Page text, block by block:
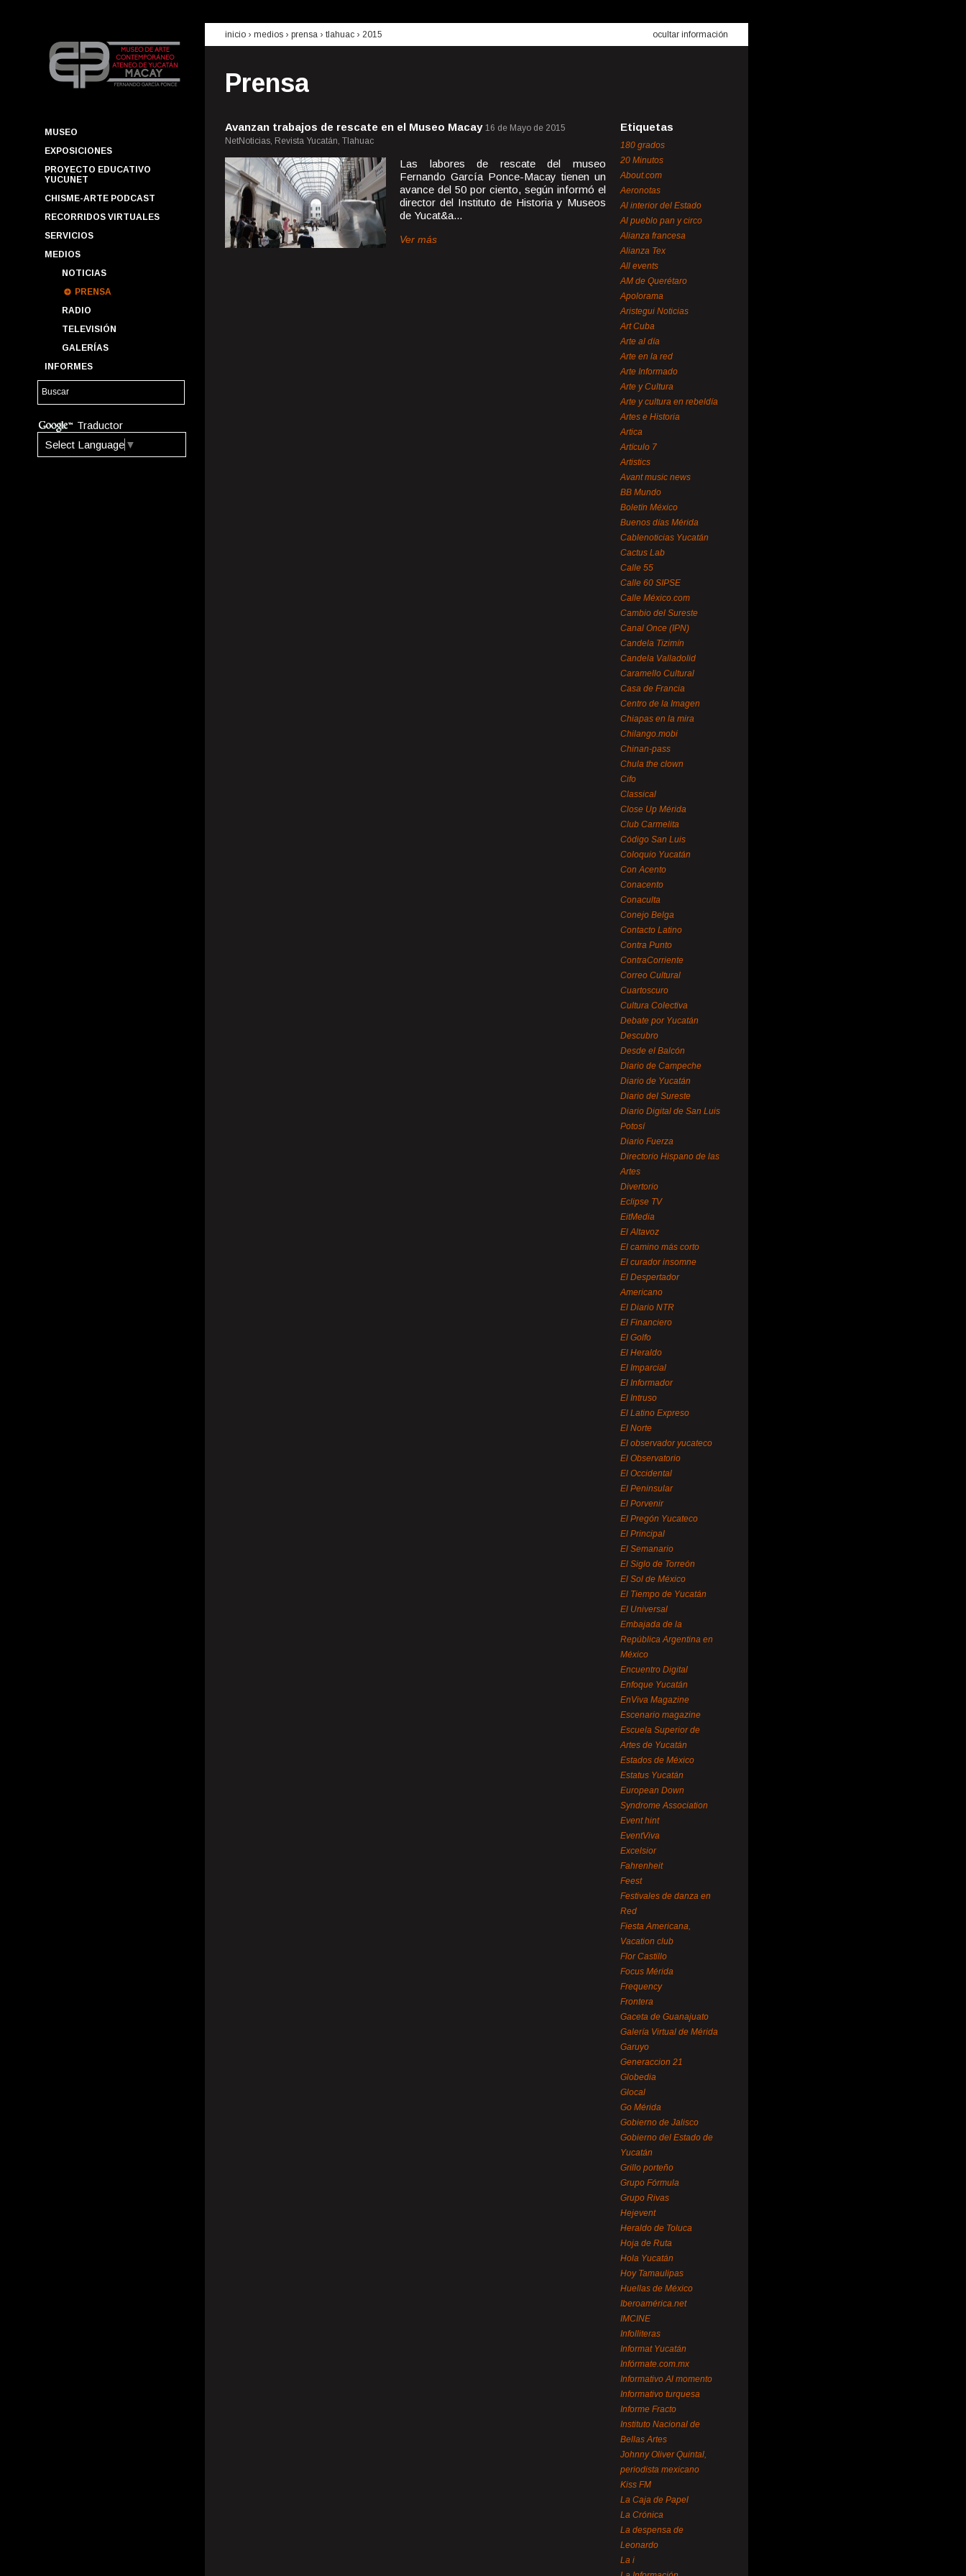
MUSEO
EXPOSICIONES
PROYECTO EDUCATIVO
YUCUNET
CHISME-ARTE PODCAST
RECORRIDOS VIRTUALES
SERVICIOS
MEDIOS
NOTICIAS
PRENSA
RADIO
TELEVISIÓN
GALERÍAS
INFORMES
Traductor
Select Language ▼
inicio › medios › prensa › tlahuac › 2015 ocultar información
Prensa
Avanzan trabajos de rescate en el Museo Macay 16 de Mayo de 2015
NetNoticias, Revista Yucatán, Tlahuac
Las labores de rescate del museo
Fernando García Ponce-Macay tienen un
avance del 50 por ciento, según informó el
director del Instituto de Historia y Museos
de Yucat&a...
Ver más
Etiquetas
180 grados
20 Minutos
About.com
Aeronotas
Al interior del Estado
Al pueblo pan y circo
Alianza francesa
Alianza Tex
All events
AM de Querétaro
Apolorama
Aristegui Noticias
Art Cuba
Arte al día
Arte en la red
Arte Informado
Arte y Cultura
Arte y cultura en rebeldía
Artes e Historia
Artica
Artículo 7
Artistics
Avant music news
BB Mundo
Boletín México
Buenos días Mérida
Cablenoticias Yucatán
Cactus Lab
Calle 55
Calle 60 SIPSE
Calle México.com
Cambio del Sureste
Canal Once (IPN)
Candela Tizimín
Candela Valladolid
Caramello Cultural
Casa de Francia
Centro de la Imagen
Chiapas en la mira
Chilango.mobi
Chinan-pass
Chula the clown
Cifo
Classical
Close Up Mérida
Club Carmelita
Código San Luis
Coloquio Yucatán
Con Acento
Conacento
Conaculta
Conejo Belga
Contacto Latino
Contra Punto
ContraCorriente
Correo Cultural
Cuartoscuro
Cultura Colectiva
Debate por Yucatán
Descubro
Desde el Balcón
Diario de Campeche
Diario de Yucatán
Diario del Sureste
Diario Digital de San Luis
Potosí
Diario Fuerza
Directorio Hispano de las
Artes
Divertorio
Eclipse TV
EitMedia
El Altavoz
El camino más corto
El curador insomne
El Despertador
Americano
El Diario NTR
El Financiero
El Golfo
El Heraldo
El Imparcial
El Informador
El Intruso
El Latino Expreso
El Norte
El observador yucateco
El Observatorio
El Occidental
El Peninsular
El Porvenir
El Pregón Yucateco
El Principal
El Semanario
El Siglo de Torreón
El Sol de México
El Tiempo de Yucatán
El Universal
Embajada de la
República Argentina en
México
Encuentro Digital
Enfoque Yucatán
EnViva Magazine
Escenario magazine
Escuela Superior de
Artes de Yucatán
Estados de México
Estatus Yucatán
European Down
Syndrome Association
Event hint
EventViva
Excelsior
Fahrenheit
Feest
Festivales de danza en
Red
Fiesta Americana,
Vacation club
Flor Castillo
Focus Mérida
Frequency
Frontera
Gaceta de Guanajuato
Galería Virtual de Mérida
Garuyo
Generaccion 21
Globedia
Glocal
Go Mérida
Gobierno de Jalisco
Gobierno del Estado de
Yucatán
Grillo porteño
Grupo Fórmula
Grupo Rivas
Hejevent
Heraldo de Toluca
Hoja de Ruta
Hola Yucatán
Hoy Tamaulipas
Huellas de México
Iberoamérica.net
IMCINE
Infolliteras
Informat Yucatán
Infórmate.com.mx
Informativo Al momento
Informativo turquesa
Informe Fracto
Instituto Nacional de
Bellas Artes
Johnny Oliver Quintal,
periodista mexicano
Kiss FM
La Caja de Papel
La Crónica
La despensa de
Leonardo
La i